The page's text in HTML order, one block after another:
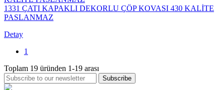
1331 ÇATI KAPAKLI DEKORLU ÇÖP KOVASI 430 KALİTE
PASLANMAZ
Detay
1
Toplam 19 üründen 1-19 arası
Subscribe